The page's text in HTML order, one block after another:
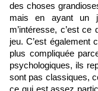
des choses
mais en ayant un
m’intéresse, c’est ce
jeu. C’est également
plus compliquée
psychologiques, ils
sont pas classiques,